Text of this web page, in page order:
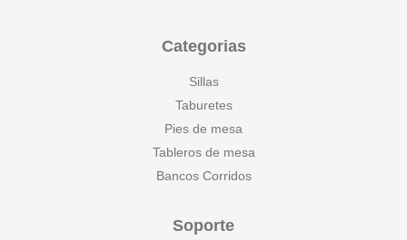
Categorias
Sillas
Taburetes
Pies de mesa
Tableros de mesa
Bancos Corridos
Soporte